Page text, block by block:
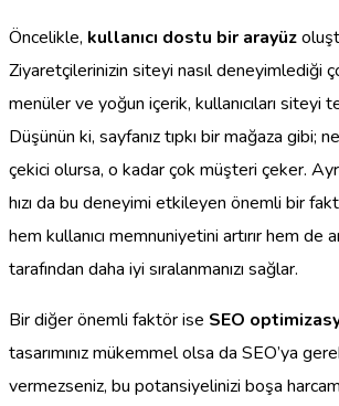
Öncelikle, kullanıcı dostu bir arayüz
Ziyaretçilerinizin siteyi nasıl deneyimlediği
menüler ve yoğun içerik, kullanıcıları siteyi
Düşünün ki, sayfanız tıpkı bir mağaza gibi;
çekici olursa, o kadar çok müşteri çeker.
hızı da bu deneyimi etkileyen önemli bir
hem kullanıcı memnuniyetini artırır hem de
tarafından daha iyi sıralanmanızı sağlar.
Bir diğer önemli faktör ise SEO
tasarımınız mükemmel olsa da SEO’ya
vermezseniz, bu potansiyelinizi boşa